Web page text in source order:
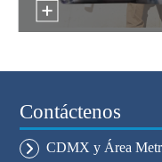
Contáctenos
CDMX y Área